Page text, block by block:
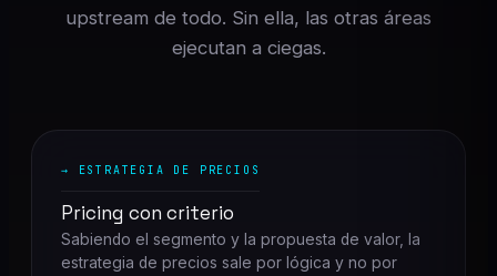
upstream de todo. Sin ella, las otras áreas
ejecutan a ciegas.
→ ESTRATEGIA DE PRECIOS
Pricing con criterio
Sabiendo el segmento y la propuesta de valor, la
estrategia de precios sale por lógica y no por